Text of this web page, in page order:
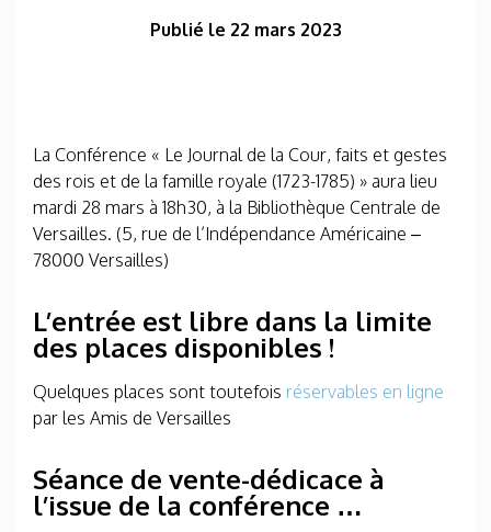
Publié le 22 mars 2023
La Conférence « Le Journal de la Cour, faits et gestes
des rois et de la famille royale (1723-1785) » aura lieu
mardi 28 mars à 18h30, à la Bibliothèque Centrale de
Versailles. (5, rue de l’Indépendance Américaine –
78000 Versailles)
L’entrée est libre dans la limite
des places disponibles !
Quelques places sont toutefois réservables en ligne
par les Amis de Versailles
Séance de vente-dédicace à
l’issue de la conférence …